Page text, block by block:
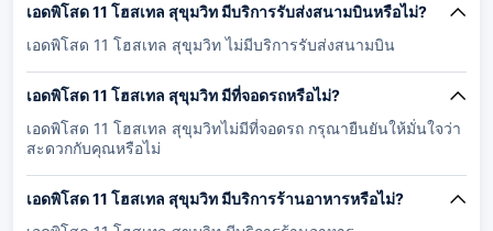
เอดพิโสด 11 โฮสเทล สุขุมวิท มีบริการรับส่งสนามบินหรือไม่?
เอดพิโสด 11 โฮสเทล สุขุมวิท ไม่มีบริการรับส่งสนามบิน
เอดพิโสด 11 โฮสเทล สุขุมวิท มีที่จอดรถหรือไม่?
เอดพิโสด 11 โฮสเทล สุขุมวิทไม่มีที่จอดรถ กรุณายืนยันให้มั่นใจว่า
สะดวกกับคุณหรือไม่
เอดพิโสด 11 โฮสเทล สุขุมวิท มีบริการร้านอาหารหรือไม่?